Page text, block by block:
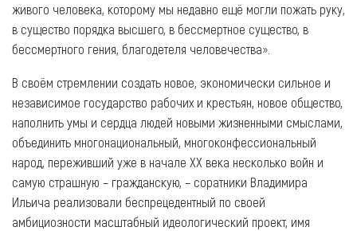
живого человека, которому мы недавно ещё могли пожать руку,
в существо порядка высшего, в бессмертное существо, в
бессмертного гения, благодетеля человечества».
В своём стремлении создать новое, экономически сильное и
независимое государство рабочих и крестьян, новое общество,
наполнить умы и сердца людей новыми жизненными смыслами,
объединить многонациональный, многоконфессиональный
народ, переживший уже в начале XX века несколько войн и
самую страшную – гражданскую, – соратники Владимира
Ильича реализовали беспрецедентный по своей
амбициозности масштабный идеологический проект, имя